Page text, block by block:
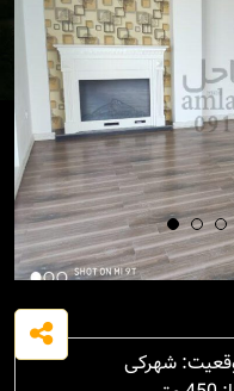
شهرکی